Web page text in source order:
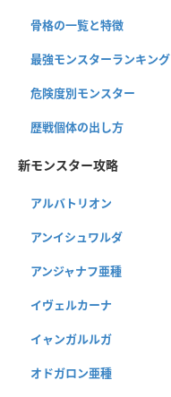
骨格の一覧と特徴
最強モンスターランキング
危険度別モンスター
歴戦個体の出し方
新モンスター攻略
アルバトリオン
アンイシュワルダ
アンジャナフ亜種
イヴェルカーナ
イャンガルルガ
オドガロン亜種